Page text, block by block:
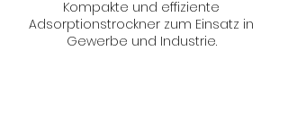
Kompakte und effiziente
Adsorptionstrockner zum Einsatz in
Gewerbe und Industrie.